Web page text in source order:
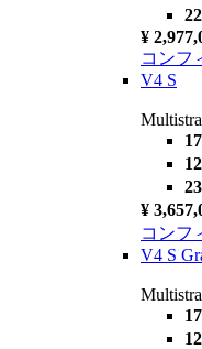
¥
コンフ
V4 S
¥
コンフ
V4 S